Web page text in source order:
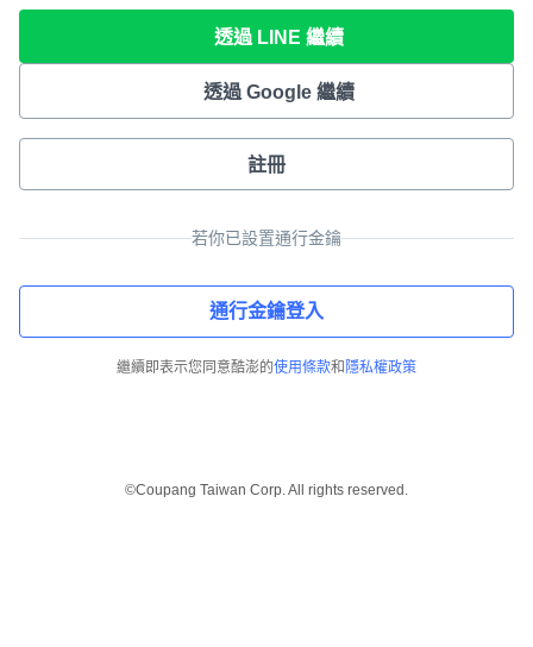
透過 LINE 繼續
透過 Google 繼續
註冊
若你已設置通行金鑰
通行金鑰登入
繼續即表示您同意酷澎的使用條款和 隱私權政策
©Coupang Taiwan Corp. All rights reserved.